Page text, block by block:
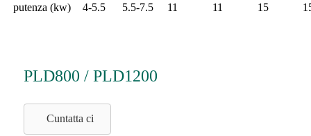
putenza (kw) 4-5.5 5.5-7.5 11 11 15
PLD800 / PLD1200
Cuntatta ci